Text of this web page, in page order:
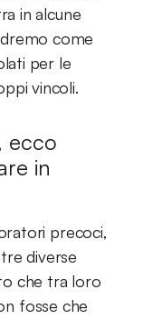
in alcune
come
per le
vincoli.
ecco
in
precoci,
diverse
che tra loro
fosse che